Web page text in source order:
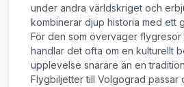
under andra världskriget och
kombinerar djup historia med ett
För den som överväger flygresor
handlar det ofta om en kulturellt
upplevelse snarare än en
Flygbiljetter till Volgograd passar